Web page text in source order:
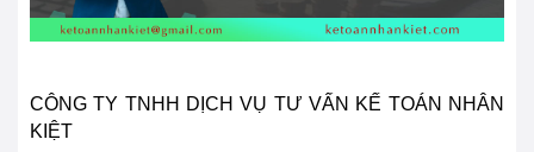
CÔNG TY TNHH DỊCH VỤ TƯ VẤN KẾ TOÁN NHÂN
KIỆT